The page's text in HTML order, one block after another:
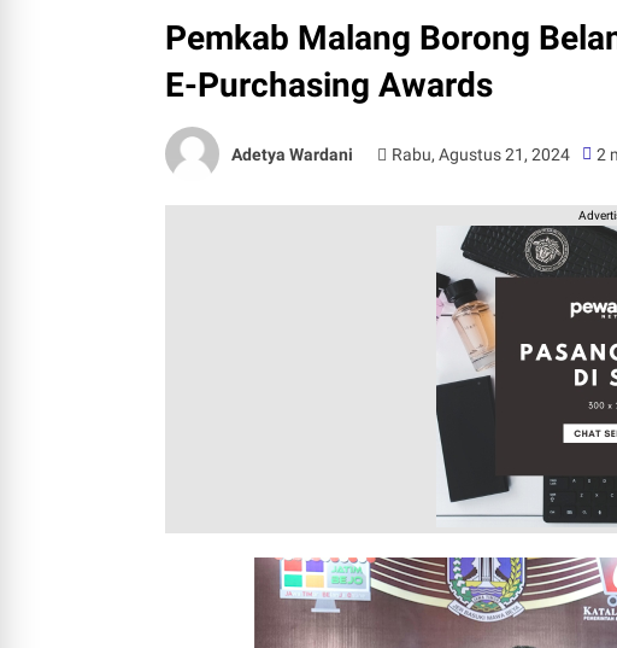
Pemkab Malang Borong
E-Purchasing Awards
Adetya Wardani Rabu, Agustus 21, 2024 2